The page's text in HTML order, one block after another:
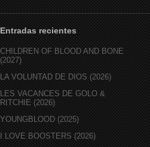
Entradas recientes
CHILDREN OF BLOOD AND BONE
(2027)
LA VOLUNTAD DE DIOS (2026)
LES VACANCES DE GOLO &
RITCHIE (2026)
YOUNGBLOOD (2025)
I LOVE BOOSTERS (2026)